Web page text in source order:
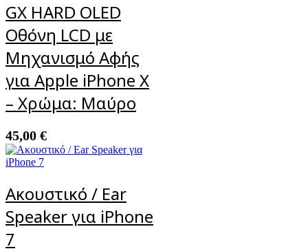
GX HARD OLED
Οθόνη LCD με
Μηχανισμό Αφής
για Apple iPhone X
– Χρώμα: Μαύρο
45,00 €
Ακουστικό / Ear
Speaker για iPhone
7